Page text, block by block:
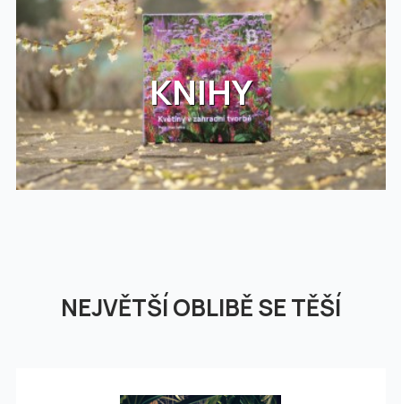
KNIHY
NEJVĚTŠÍ OBLIBĚ SE TĚŠÍ